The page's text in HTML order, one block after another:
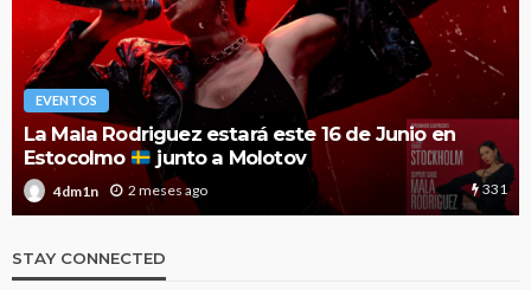
EVENTOS
El Festival Noches Mágicas anuncia el cartel de
2026 con nuevas y esperadas confirmaciones
4dm1n 3 meses ago 1.9k
STAY CONNECTED